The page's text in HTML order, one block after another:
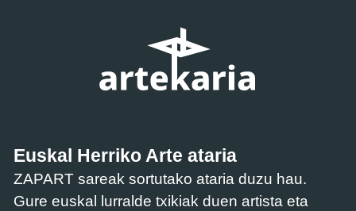
Euskal Herriko Arte ataria
ZAPART sareak sortutako ataria duzu hau.
Gure euskal lurralde txikiak duen artista eta